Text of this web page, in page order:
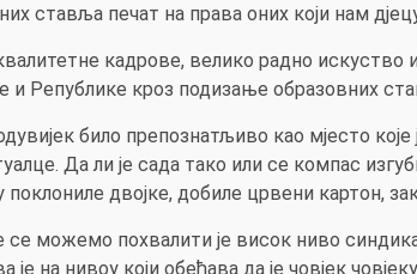
ставља печат на права оних који нам
кадрове, велико радно искуство
и Републике кроз подизање образовних
било препознатљиво као мјесто
Да ли је сада тако или се компас
поклониле двојке, добиле црвени картон,
можемо похвалити је висок ниво
је на нивоу који обећава да је човјек